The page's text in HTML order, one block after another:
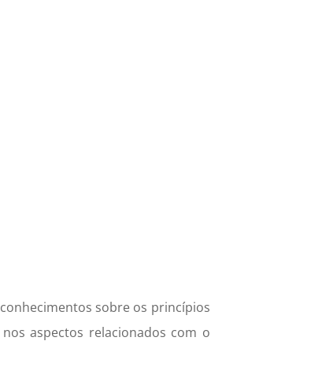
sobre os princípios
aspectos relacionados com o